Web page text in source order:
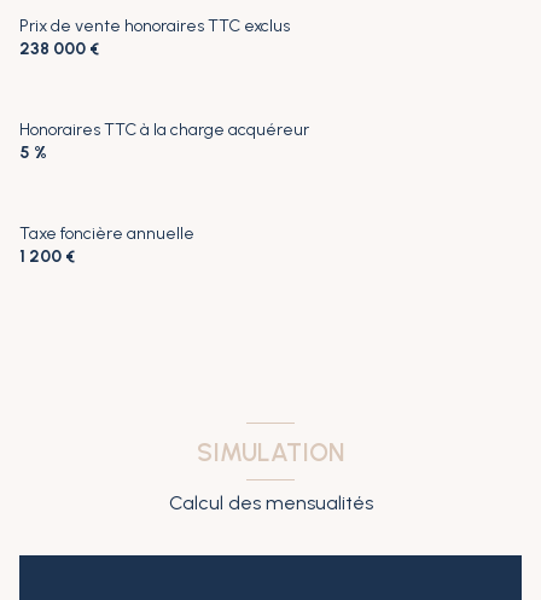
Prix de vente honoraires TTC exclus
238 000 €
Honoraires TTC à la charge acquéreur
5 %
Taxe foncière annuelle
1 200 €
SIMULATION
Calcul des mensualités